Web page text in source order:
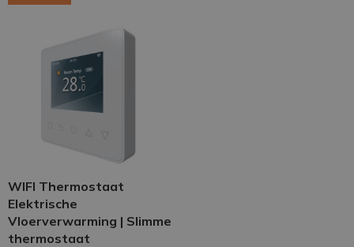
WIFI Thermostaat
Elektrische
Vloerverwarming | Slimme
thermostaat